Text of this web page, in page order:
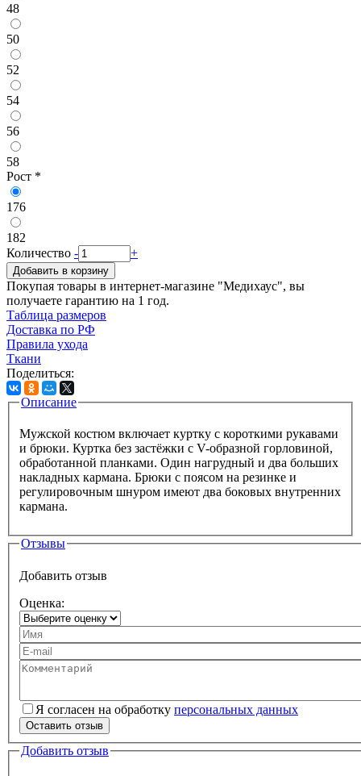
48
50
52
54
56
58
Рост *
176
182
Количество - +
Добавить в корзину
Покупая товары в интернет-магазине "Медихаус", вы
получаете гарантию на 1 год.
Таблица размеров
Доставка по РФ
Правила ухода
Ткани
Поделиться:
Описание
Мужской костюм включает куртку с короткими рукавами
и брюки. Куртка без застёжки с V-образной горловиной,
обработанной планками. Один нагрудный и два больших
накладных кармана. Брюки с поясом на резинке и
регулировочным шнуром имеют два боковых внутренних
кармана.
Отзывы
Добавить отзыв
Оценка:
Ваше имя
Ваш e-mail
Текст вашего отзыва
Я согласен на обработку персональных данных
Персональные данные
Оставить отзыв
Добавить отзыв